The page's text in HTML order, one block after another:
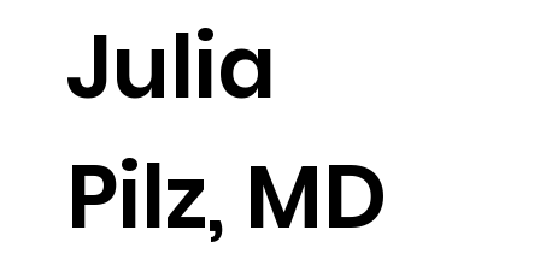
Julia
Pilz, MD